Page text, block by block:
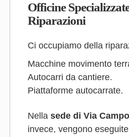
Officine
Riparazioni
Ci occupiamo della
Macchine movimento
Autocarri da cantiere.
Piattaforme autocarrate.
Nella sede di Via
invece, vengono